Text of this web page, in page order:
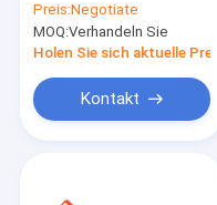
Preis:Negotiate
MOQ:Verhandeln Sie
Holen Sie sich aktuelle Preis
Kontakt